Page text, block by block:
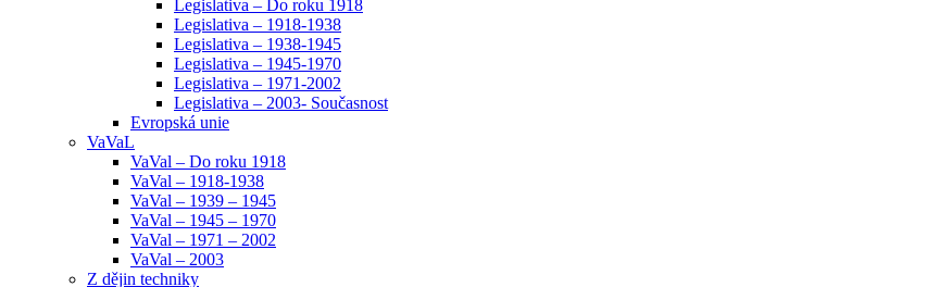
Legislativa – Do roku 1918
Legislativa – 1918-1938
Legislativa – 1938-1945
Legislativa – 1945-1970
Legislativa – 1971-2002
Legislativa – 2003- Současnost
Evropská unie
VaVaL
VaVal – Do roku 1918
VaVal – 1918-1938
VaVal – 1939 – 1945
VaVal – 1945 – 1970
VaVal – 1971 – 2002
VaVal – 2003
Z dějin techniky